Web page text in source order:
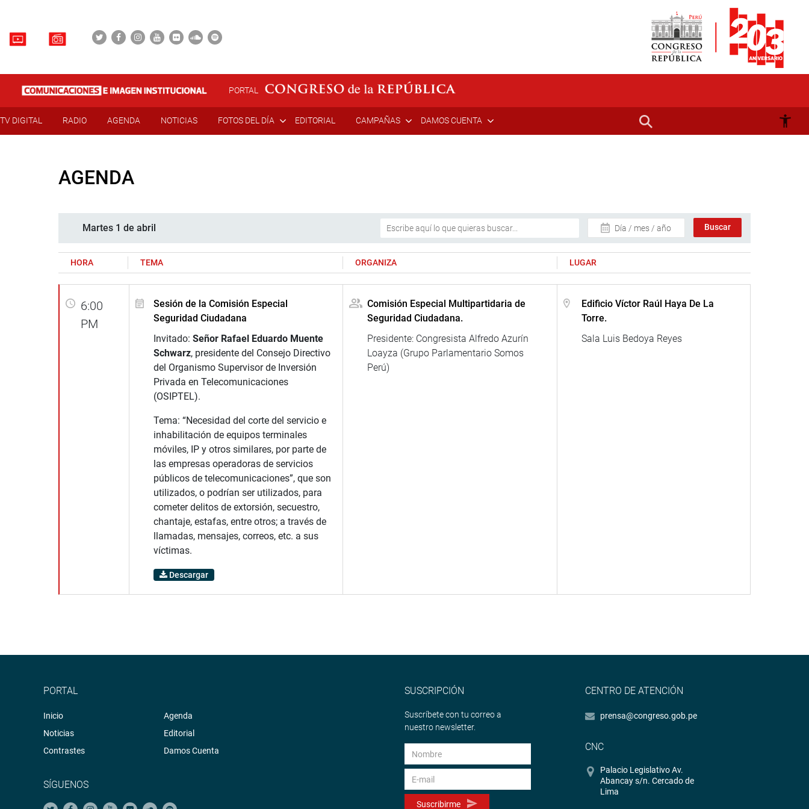
PORTAL
TV DIGITAL RADIO AGENDA NOTICIAS FOTOS DEL DÍA EDITORIAL CAMPAÑAS DAMOS CUENTA
AGENDA
Martes 1 de abril Día / mes / año
HORA TEMA ORGANIZA LUGAR
6:00
PM
Sesión de la Comisión Especial
Seguridad Ciudadana
Invitado: Señor Rafael Eduardo Muente
Schwarz, presidente del Consejo Directivo
del Organismo Supervisor de Inversión
Privada en Telecomunicaciones
(OSIPTEL).
Tema: “Necesidad del corte del servicio e
inhabilitación de equipos terminales
móviles, IP y otros similares, por parte de
las empresas operadoras de servicios
públicos de telecomunicaciones”, que son
utilizados, o podrían ser utilizados, para
cometer delitos de extorsión, secuestro,
chantaje, estafas, entre otros; a través de
llamadas, mensajes, correos, etc. a sus
víctimas.
Descargar
Comisión Especial Multipartidaria de
Seguridad Ciudadana.
Presidente: Congresista Alfredo Azurín
Loayza (Grupo Parlamentario Somos
Perú)
Edificio Víctor Raúl Haya De La
Torre.
Sala Luis Bedoya Reyes
PORTAL
Inicio
Noticias
Contrastes
Agenda
Editorial
Damos Cuenta
SÍGUENOS
SUSCRIPCIÓN
Suscríbete con tu correo a
nuestro newsletter.
Suscribirme
CENTRO DE ATENCIÓN
prensa@congreso.gob.pe
CNC
Palacio Legislativo Av.
Abancay s/n. Cercado de
Lima